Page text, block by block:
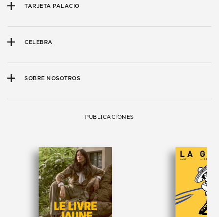
TARJETA PALACIO
CELEBRA
SOBRE NOSOTROS
PUBLICACIONES